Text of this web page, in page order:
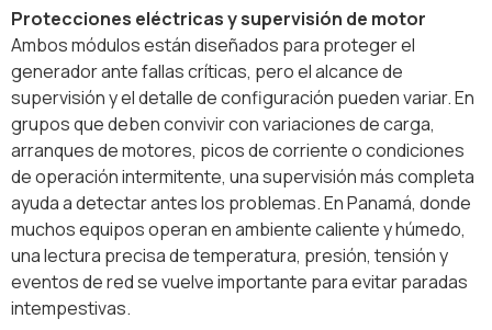
Protecciones eléctricas y supervisión de motor
Ambos módulos están diseñados para proteger el
generador ante fallas críticas, pero el alcance de
supervisión y el detalle de configuración pueden variar. En
grupos que deben convivir con variaciones de carga,
arranques de motores, picos de corriente o condiciones
de operación intermitente, una supervisión más completa
ayuda a detectar antes los problemas. En Panamá, donde
muchos equipos operan en ambiente caliente y húmedo,
una lectura precisa de temperatura, presión, tensión y
eventos de red se vuelve importante para evitar paradas
intempestivas.